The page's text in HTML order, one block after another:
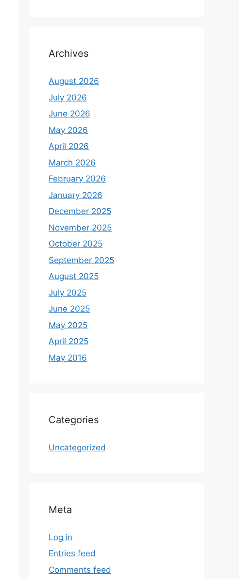
Archives
August 2026
July 2026
June 2026
May 2026
April 2026
March 2026
February 2026
January 2026
December 2025
November 2025
October 2025
September 2025
August 2025
July 2025
June 2025
May 2025
April 2025
May 2016
Categories
Uncategorized
Meta
Log in
Entries feed
Comments feed